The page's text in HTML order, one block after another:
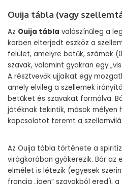
Ouija tábla (vagy
Az Ouija tábla valószínűleg a
körben elterjedt eszköz a
felület, amelyre betűk, számok
szavak, valamint gyakran egy
A résztvevők ujjaikat egy
amely elvileg a szellemek
betűket és szavakat formálva.
játéknak tekintik, mások mélyen
kapcsolatot teremt a
Az Ouija tábla története a
virágkorában gyökerezik. Bár
elmélet is létezik (egyesek
francia „igen” szavakból ered),